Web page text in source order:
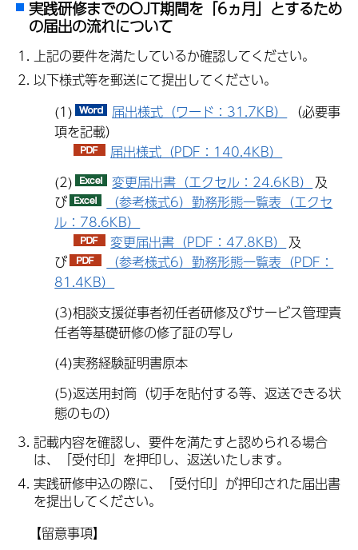
実践研修までのOJT期間を「6ヵ月」とするため
の届出の流れについて
上記の要件を満たしているか確認してください。
以下様式等を郵送にて提出してください。
(1)
届出様式（ワード：31.7KB）
（必要事
項を記載）
届出様式（PDF：140.4KB）
(2)
変更届出書（エクセル：24.6KB） 及
び
（参考様式6）勤務形態一覧表（エクセ
ル：78.6KB）
変更届出書（PDF：47.8KB） 及
び
（参考様式6）勤務形態一覧表（PDF：
81.4KB）
(3)相談支援従事者初任者研修及びサービス管理責
任者等基礎研修の修了証の写し
(4)実務経験証明書原本
(5)返送用封筒（切手を貼付する等、返送できる状
態のもの）
記載内容を確認し、要件を満たすと認められる場合
は、「受付印」を押印し、返送いたします。
実践研修申込の際に、「受付印」が押印された届出書
を提出してください。
【留意事項】